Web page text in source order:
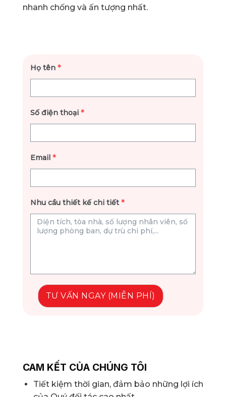
nhanh chống và ấn tượng nhất.
Họ tên *
Số điện thoại *
Email *
Nhu cầu thiết kế chi tiết *
TƯ VẤN NGAY (MIỄN PHÍ)
CAM KẾT CỦA CHÚNG TÔI
Tiết kiệm thời gian, đảm bảo những lợi ích